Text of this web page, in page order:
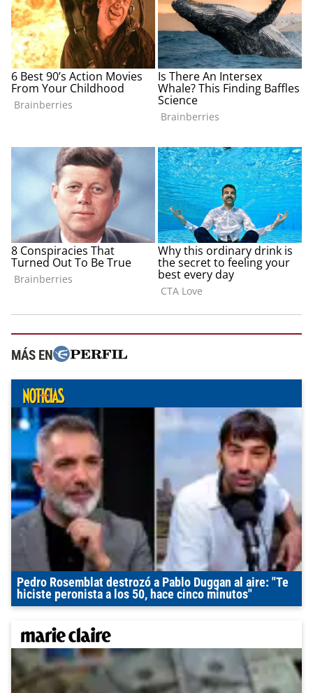
MÁS EN
Pedro Rosemblat destrozó a Pablo Duggan al aire: "Te
hiciste peronista a los 50, hace cinco minutos"